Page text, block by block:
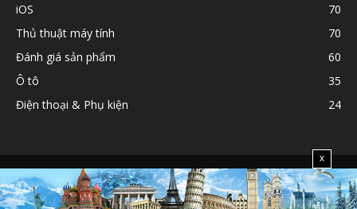
iOS
70
Thủ thuật máy tính
70
Đánh giá sản phẩm
60
Ô tô
35
Điện thoại & Phụ kiện
24
Chính sách Liên hệ
© 2017 Powered byMICHIO
x